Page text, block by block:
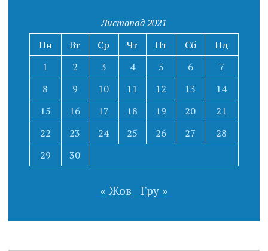
Листопад 2021
Пн
Вт Ср Чт Пт Сб
Нд
1
2 3 4 5 6
7
8
9 10 11 12 13
14
15
16 17 18 19 20
21
22
23 24 25 26 27
28
29
30
« Жов Гру »